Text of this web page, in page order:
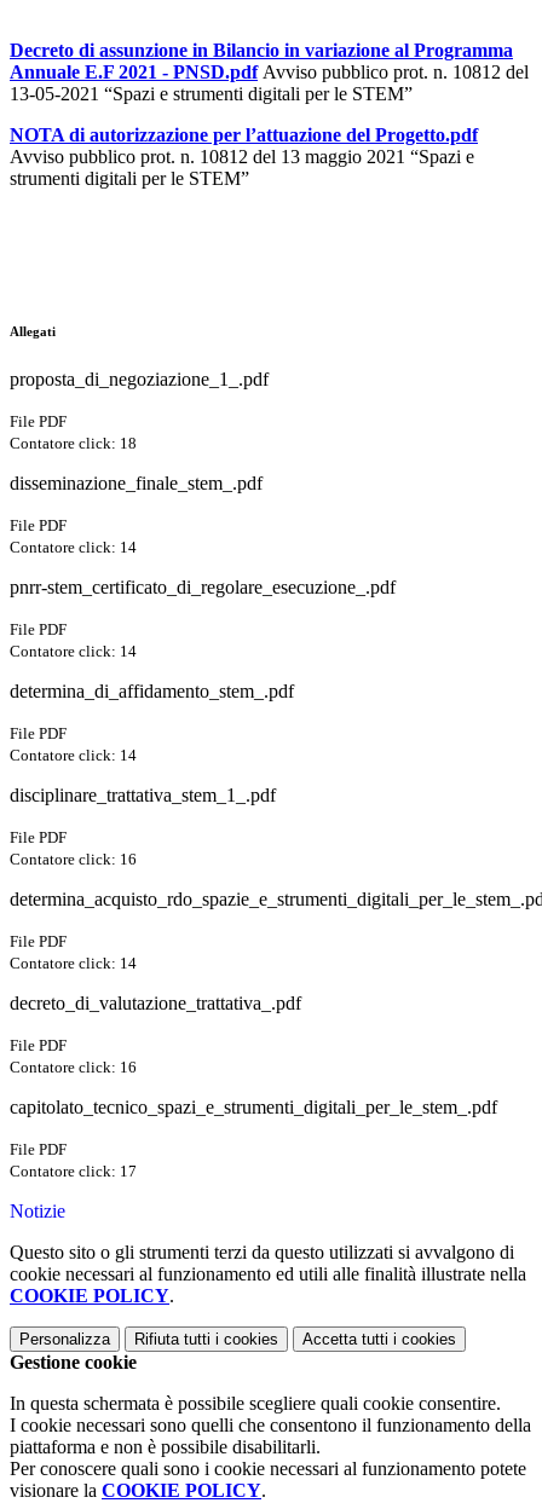
Decreto di assunzione in Bilancio in variazione al Programma
Annuale E.F 2021 - PNSD.pdf Avviso pubblico prot. n. 10812 del
13-05-2021 “Spazi e strumenti digitali per le STEM”
NOTA di autorizzazione per l’attuazione del Progetto.pdf
Avviso pubblico prot. n. 10812 del 13 maggio 2021 “Spazi e
strumenti digitali per le STEM”
Allegati
proposta_di_negoziazione_1_.pdf
File PDF
Contatore click: 18
disseminazione_finale_stem_.pdf
File PDF
Contatore click: 14
pnrr-stem_certificato_di_regolare_esecuzione_.pdf
File PDF
Contatore click: 14
determina_di_affidamento_stem_.pdf
File PDF
Contatore click: 14
disciplinare_trattativa_stem_1_.pdf
File PDF
Contatore click: 16
File PDF
Contatore click: 14
decreto_di_valutazione_trattativa_.pdf
File PDF
Contatore click: 16
capitolato_tecnico_spazi_e_strumenti_digitali_per_le_stem_.pdf
File PDF
Contatore click: 17
Notizie
Questo sito o gli strumenti terzi da questo utilizzati si avvalgono di
cookie necessari al funzionamento ed utili alle finalità illustrate nella
COOKIE POLICY.
Personalizza Rifiuta tutti i cookies Accetta tutti i cookies
Gestione cookie
In questa schermata è possibile scegliere quali cookie consentire.
I cookie necessari sono quelli che consentono il funzionamento della
piattaforma e non è possibile disabilitarli.
Per conoscere quali sono i cookie necessari al funzionamento potete
visionare la COOKIE POLICY.